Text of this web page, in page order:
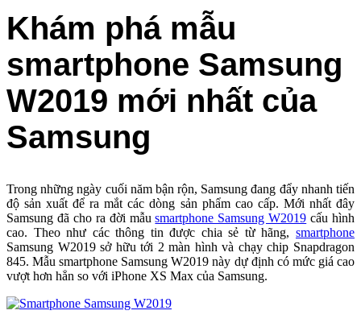
Khám phá mẫu
smartphone Samsung
W2019 mới nhất của
Samsung
Trong những ngày cuối năm bận rộn, Samsung đang đẩy nhanh tiến
độ sản xuất để ra mắt các dòng sản phẩm cao cấp. Mới nhất đây
Samsung đã cho ra đời mẫusmartphone Samsung W2019 cấu hình
cao. Theo như các thông tin được chia sẻ từ hãng, smartphone
Samsung W2019 sở hữu tới 2 màn hình và chạy chip Snapdragon
845. Mẫu smartphone Samsung W2019 này dự định có mức giá cao
vượt hơn hẳn so với iPhone XS Max của Samsung.